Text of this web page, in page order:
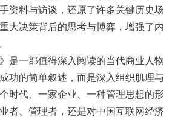
资料与访谈，还原了许多关键历史场
大决策背后的思考与博弈，增强了内
是一部值得深入阅读的当代商业人物
功的简单叙述，而是深入组织肌理与
时代、一家企业、一种管理思想的形
者、管理者，还是对中国互联网经济